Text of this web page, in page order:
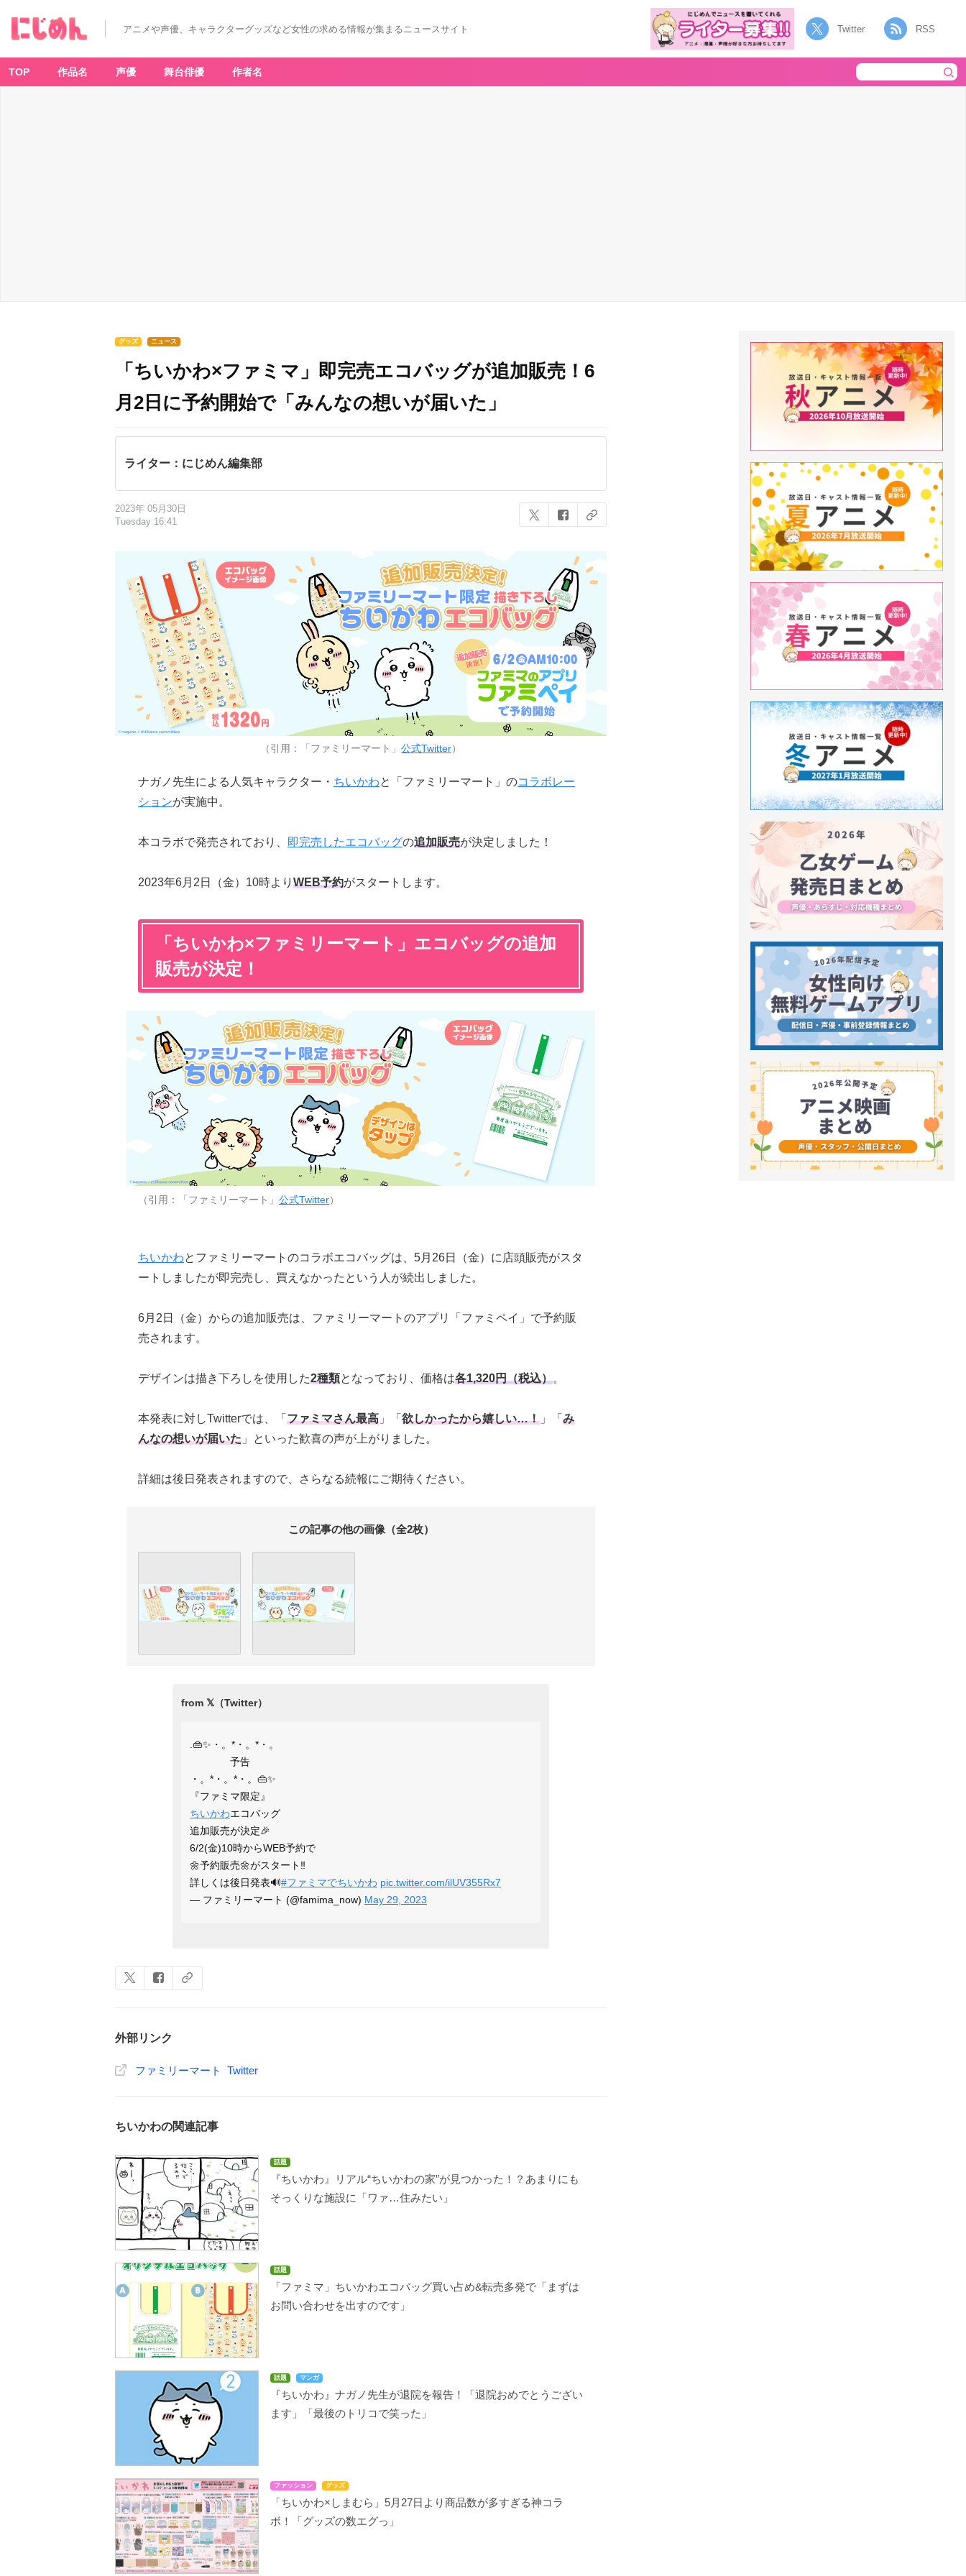
アニメや声優、キャラクターグッズなど女性の求める情報が集まるニュースサイト Twitter RSS
TOP 作品名 声優 舞台俳優 作者名
グッズ ニュース
「ちいかわ×ファミマ」即完売エコバッグが追加販売！6
月2日に予約開始で「みんなの想いが届いた」
ライター：にじめん編集部
2023年 05月30日
Tuesday 16:41
（引用：「ファミリーマート」 公式Twitter）
ナガノ先生による人気キャラクター・ ちいかわと「ファミリーマート」のコラボレー
ションが実施中。
本コラボで発売されており、 即完売したエコバッグの追加販売が決定しました！
2023年6月2日（金）10時より WEB予約がスタートします。
「ちいかわ×ファミリーマート」エコバッグの追加
販売が決定！
（引用：「ファミリーマート」 公式Twitter）
ちいかわとファミリーマートのコラボエコバッグは、5月26日（金）に店頭販売がスタ
ートしましたが即完売し、買えなかったという人が続出しました。
6月2日（金）からの追加販売は、ファミリーマートのアプリ「ファミペイ」で予約販
売されます。
デザインは描き下ろしを使用した2種類となっており、価格は各1,320円（税込）。
本発表に対しTwitterでは、「 ファミマさん最高 」「 欲しかったから嬉しい…！ 」「 み
んなの想いが届いた 」といった歓喜の声が上がりました。
詳細は後日発表されますので、さらなる続報にご期待ください。
この記事の他の画像（全2枚）
.👜✨・。*・。*・。
予告
・。*・。*・。👜✨
『ファミマ限定』
ちいかわエコバッグ
追加販売が決定🎉
6/2(金)10時からWEB予約で
🌼予約販売🌼がスタート‼
詳しくは後日発表🔊#ファミマでちいかわ pic.twitter.com/ilUV355Rx7
— ファミリーマート (@famima_now) May 29, 2023
外部リンク
ファミリーマート Twitter
ちいかわの関連記事
話題
『ちいかわ』リアル“ちいかわの家”が見つかった！？あまりにも
そっくりな施設に「ワァ…住みたい」
話題
「ファミマ」ちいかわエコバッグ買い占め&転売多発で「まずは
お問い合わせを出すのです」
話題 マンガ
『ちいかわ』ナガノ先生が退院を報告！「退院おめでとうござい
ます」「最後のトリコで笑った」
ファッション グッズ
「ちいかわ×しまむら」5月27日より商品数が多すぎる神コラ
ボ！「グッズの数エグっ」